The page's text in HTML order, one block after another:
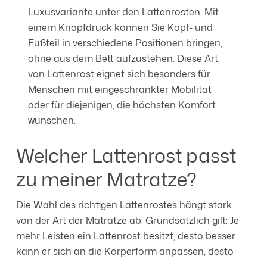
Erklärung auf unserer Website ändern oder widerrufen.
Luxusvariante unter den Lattenrosten. Mit
einem Knopfdruck können Sie Kopf- und
Fußteil in verschiedene Positionen bringen,
ohne aus dem Bett aufzustehen. Diese Art
von Lattenrost eignet sich besonders für
Menschen mit eingeschränkter Mobilität
oder für diejenigen, die höchsten Komfort
wünschen.
Welcher Lattenrost passt
zu meiner Matratze?
Die Wahl des richtigen Lattenrostes hängt stark
von der Art der Matratze ab. Grundsätzlich gilt: Je
mehr Leisten ein Lattenrost besitzt, desto besser
kann er sich an die Körperform anpassen, desto